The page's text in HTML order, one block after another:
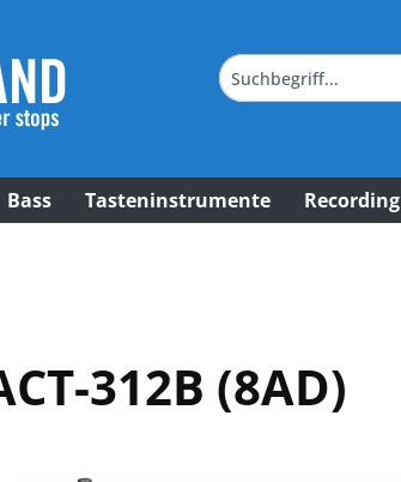
Bass Tasteninstrumente Recording
312B (8AD)